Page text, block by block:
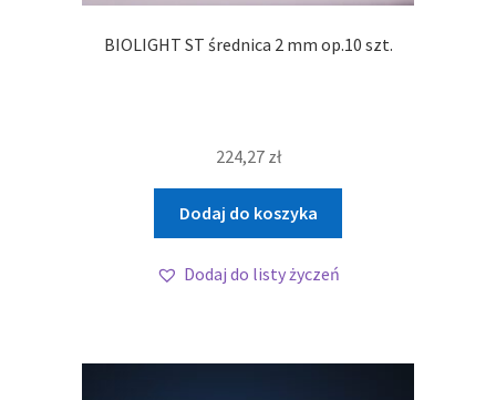
BIOLIGHT ST średnica 2 mm op.10 szt.
224,27 zł
Dodaj do koszyka
Dodaj do listy życzeń